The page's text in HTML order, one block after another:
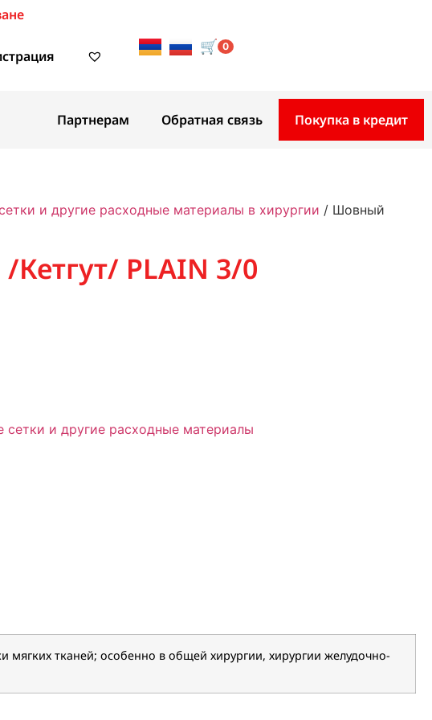
🛒 0
Партнерам Обратная связь Покупка в кредит
и другие расходные материалы в хирургии / Шовный
PLAIN 3/0
и другие расходные материалы
тканей; особенно в общей хирургии, хирургии желудочно-